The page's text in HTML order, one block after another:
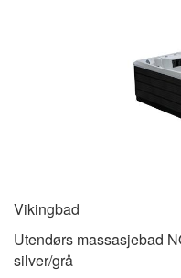
Vikingbad
Utendørs massasjebad
silver/grå